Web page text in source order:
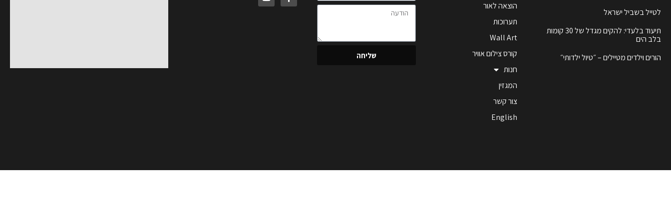
לטייל בשביל ישראל
תיעוד בלעדי: להקים מגדל של 30 קומות
בלב הים
הורים וילדים מטיילים – ״טיול ילדותי״
הוצאה לאור
תערוכות
Wall Art
קורס צילום אוויר
חנות
המגזין
צור קשר
English
שליחה